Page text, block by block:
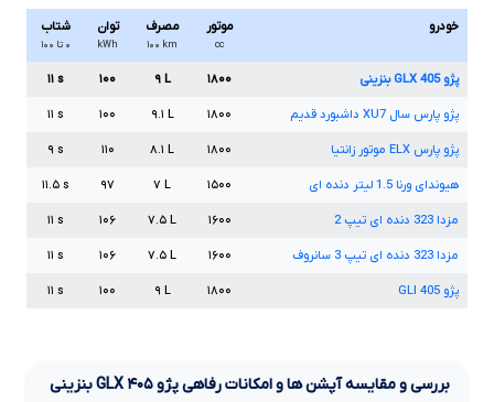
خودرو موتور
cc
مصرف
km ۱۰۰
توان
kWh
شتاب
۰ تا ۱۰۰
پژو405
GLXبنزینی ۱۸۰۰ L ۹ ۱۰۰ s ۱۱
پژو پارس سال XU7 داشبورد قدیم ۱۸۰۰ L ۹.۱ ۱۰۰ s ۱۱
پژو پارس ELX موتور زانتیا ۱۸۰۰ L ۸.۱ ۱۱۰ s ۹
هیوندای ورنا 1.5 لیتر دنده ای ۱۵۰۰ L ۷ ۹۷ s ۱۱.۵
مزدا 323 دنده ای تیپ2 ۱۶۰۰ L ۷.۵ ۱۰۶ s ۱۱
مزدا 323 دنده ای تیپ 3 سانروف ۱۶۰۰ L ۷.۵ ۱۰۶ s ۱۱
پژو 405
GLI ۱۸۰۰ L ۹ ۱۰۰ s ۱۱
بررسی و مقایسه آپشن ها و امکانات رفاهی پژو۴۰۵ GLXبنزینی